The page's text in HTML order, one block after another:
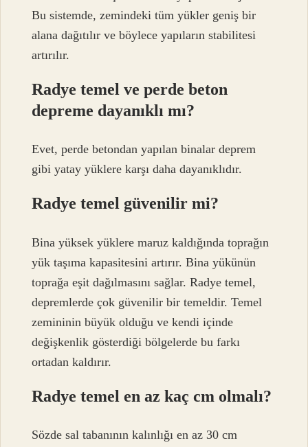
Bu sistemde, zemindeki tüm yükler geniş bir
alana dağıtılır ve böylece yapıların stabilitesi
artırılır.
Radye temel ve perde beton
depreme dayanıklı mı?
Evet, perde betondan yapılan binalar deprem
gibi yatay yüklere karşı daha dayanıklıdır.
Radye temel güvenilir mi?
Bina yüksek yüklere maruz kaldığında toprağın
yük taşıma kapasitesini artırır. Bina yükünün
toprağa eşit dağılmasını sağlar. Radye temel,
depremlerde çok güvenilir bir temeldir. Temel
zemininin büyük olduğu ve kendi içinde
değişkenlik gösterdiği bölgelerde bu farkı
ortadan kaldırır.
Radye temel en az kaç cm olmalı?
Sözde sal tabanının kalınlığı en az 30 cm